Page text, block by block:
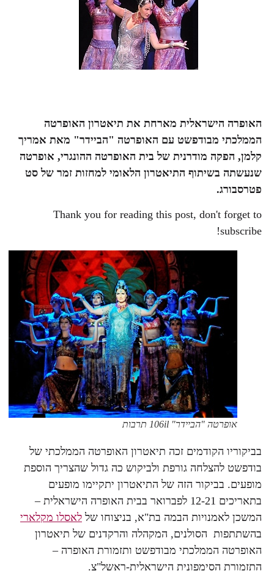
האופרה הישראלית מארחת את תיאטרון האופרטה
הממלכתי מבודפשט עם האופרטה "הביידר" מאת אמריך
קלמן, הפקה מודרנית של בית האופרטה ההונגרי, אופרטה
שנעשתה בשיתוף התיאטרון הלאומי למחזות זמר של סט
פטרסבורג.
Thank you for reading this post, don't forget to
subscribe!
אופרטה "הביידר" 106il תרבות
בביקוריו הקודמים זכה תיאטרון האופרטה הממלכתי של
בודפשט להצלחה גורפת ולביקוש כה גדול שהצריך הוספת
מופעים. בביקור הזה של התיאטרון יתקיימו מופעים
בתאריכים 12-21 לפברואר בבית האופרה הישראלית –
המשכן לאמנויות הבמה בת"א, בניצוחו של לאסלו מקלארי
בהשתתפות הסולנים, המקהלה והרקדנים של תיאטרון
האופרטה הממלכתי מבודפשט ותזמורת האופרה –
התזמורת הסימפונית הישראלית-ראשל"צ.